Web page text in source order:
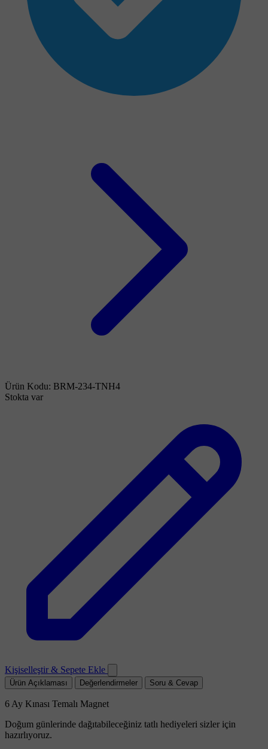
Ürün Kodu: BRM-234-TNH4
Stokta var
Kişiselleştir & Sepete Ekle
Ürün Açıklaması Değerlendirmeler Soru & Cevap
6 Ay Kınası Temalı Magnet
Doğum günlerinde dağıtabileceğiniz tatlı hediyeleri sizler için
hazırlıyoruz.